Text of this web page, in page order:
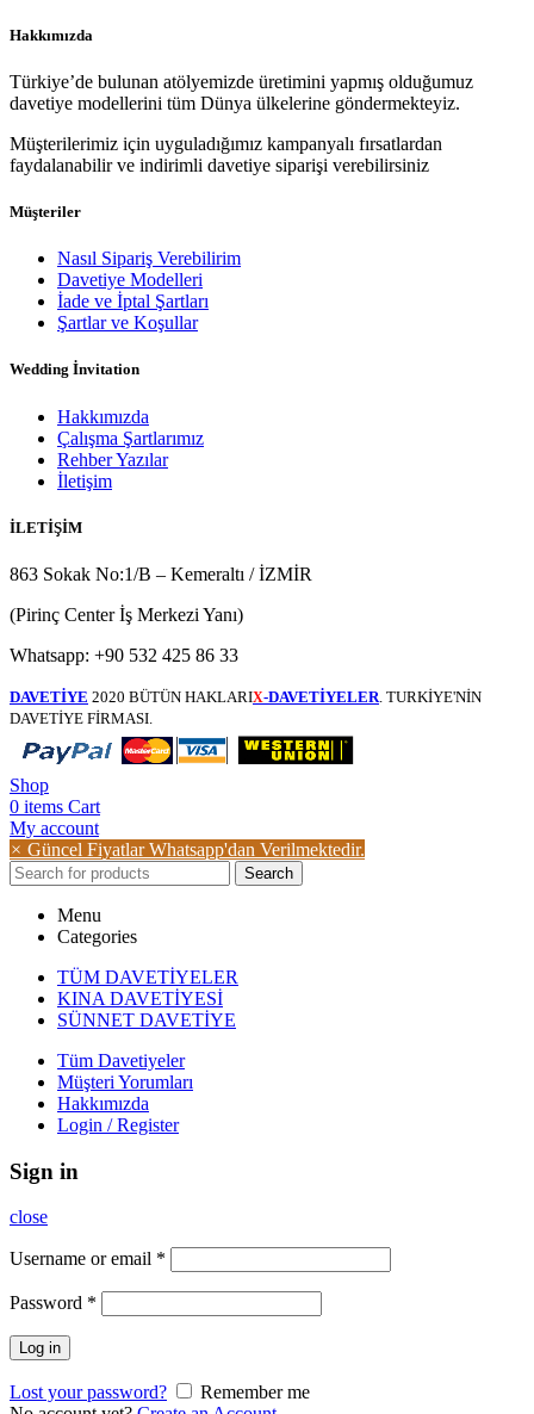
Hakkımızda
Türkiye’de bulunan atölyemizde üretimini yapmış olduğumuz
davetiye modellerini tüm Dünya ülkelerine göndermekteyiz.
Müşterilerimiz için uyguladığımız kampanyalı fırsatlardan
faydalanabilir ve indirimli davetiye siparişi verebilirsiniz
Müşteriler
Nasıl Sipariş Verebilirim
Davetiye Modelleri
İade ve İptal Şartları
Şartlar ve Koşullar
Wedding İnvitation
Hakkımızda
Çalışma Şartlarımız
Rehber Yazılar
İletişim
İLETİŞİM
863 Sokak No:1/B – Kemeraltı / İZMİR
(Pirinç Center İş Merkezi Yanı)
Whatsapp: +90 532 425 86 33
DAVETİYE 2020 BÜTÜN HAKLARIX-DAVETİYELER . TURKİYE'NİN
DAVETİYE FİRMASI.
Shop
0 items Cart
My account
× Güncel Fiyatlar Whatsapp'dan Verilmektedir.
Search
Menu
Categories
TÜM DAVETİYELER
KINA DAVETİYESİ
SÜNNET DAVETİYE
Tüm Davetiyeler
Müşteri Yorumları
Hakkımızda
Login / Register
Sign in
close
Username or email *
Password *
Log in
Lost your password?
Remember me